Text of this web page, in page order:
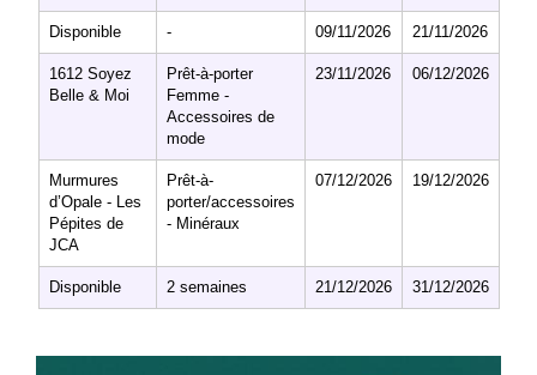
Disponible - 09/11/2026 21/11/2026
1612 Soyez
Belle & Moi
Prêt-à-porter
Femme -
Accessoires de
mode
23/11/2026 06/12/2026
Murmures
d’Opale - Les
Pépites de
JCA
Prêt-à-
porter/accessoires
- Minéraux
07/12/2026 19/12/2026
Disponible 2 semaines 21/12/2026 31/12/2026